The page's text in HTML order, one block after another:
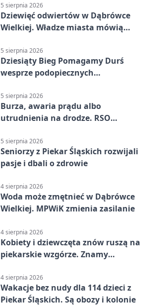
5 sierpnia 2026
Dziewięć odwiertów w Dąbrówce
Wielkiej. Władze miasta mówią
5 sierpnia 2026
Dziesiąty Bieg Pomagamy Durś
wesprze podopiecznych
5 sierpnia 2026
Burza, awaria prądu albo
utrudnienia na drodze. RSO
5 sierpnia 2026
Seniorzy z Piekar Śląskich rozwijali
pasje i dbali o zdrowie
4 sierpnia 2026
Woda może zmętnieć w Dąbrówce
Wielkiej. MPWiK zmienia zasilanie
4 sierpnia 2026
Kobiety i dziewczęta znów ruszą na
piekarskie wzgórze. Znamy
4 sierpnia 2026
Wakacje bez nudy dla 114 dzieci z
Piekar Śląskich. Są obozy i kolonie